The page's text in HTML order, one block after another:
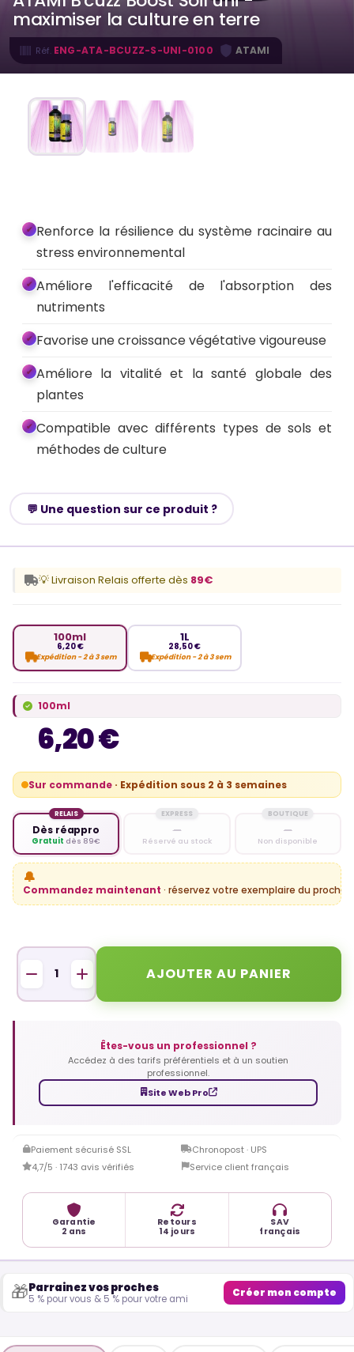
maximiser la culture en terre
Réf. ENG-ATA-BCUZZ-S-UNI-0100 ATAMI
Renforce la résilience du système racinaire au
stress environnemental
Améliore l'efficacité de l'absorption des
nutriments
Favorise une croissance végétative vigoureuse
Améliore la vitalité et la santé globale des
plantes
Compatible avec différents types de sols et
méthodes de culture
💬 Une question sur ce produit ?
100ml
6,20 €
Expédition - 2 à 3 sem
1L
28,50 €
Expédition - 2 à 3 sem
100ml
6,20 €
Sur commande · Expédition sous 2 à 3 semaines
RELAIS
Dès réappro
Gratuit dès 89€
EXPRESS
—
Réservé au stock
BOUTIQUE
—
Non disponible
🔔
Commandez maintenant · réservez votre exemplaire du
💡 Livraison Relais offerte dès 89€
AJOUTER AU PANIER
Êtes-vous un professionnel ?
Accédez à des tarifs préférentiels et à un soutien
professionnel.
Site Web Pro
Paiement sécurisé SSL
Chronopost · UPS
4,7/5 · 1743 avis vérifiés
Service client français
Garantie
2 ans
Retours
14 jours
SAV
français
🎁Parrainez vos proches
5 % pour vous & 5 % pour votre ami Créer mon compte